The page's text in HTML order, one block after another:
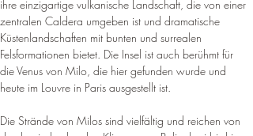
ihre einzigartige vulkanische Landschaft, die von einer
zentralen Caldera umgeben ist und dramatische
Küstenlandschaften mit bunten und surrealen
Felsformationen bietet. Die Insel ist auch berühmt für
die Venus von Milo, die hier gefunden wurde und
heute im Louvre in Paris ausgestellt ist.
Die Strände von Milos sind vielfältig und reichen von